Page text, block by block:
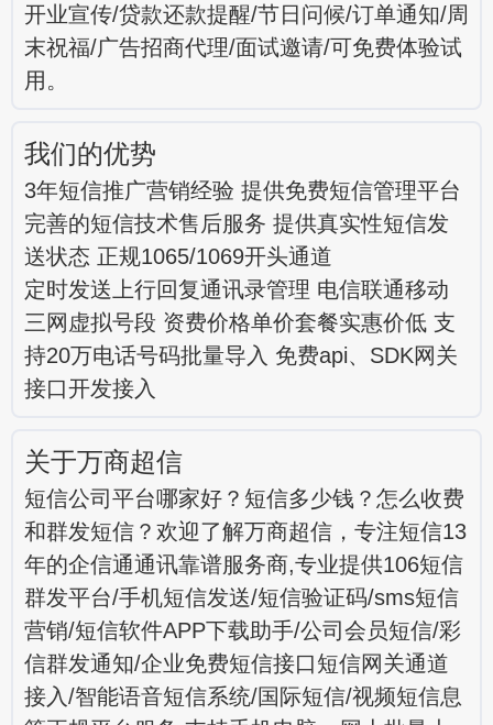
开业宣传/贷款还款提醒/节日问候/订单通知/周
末祝福/广告招商代理/面试邀请/可免费体验试
用。
我们的优势
3年短信推广营销经验 提供免费短信管理平台
完善的短信技术售后服务 提供真实性短信发
送状态 正规1065/1069开头通道
定时发送上行回复通讯录管理 电信联通移动
三网虚拟号段 资费价格单价套餐实惠价低 支
持20万电话号码批量导入 免费api、SDK网关
接口开发接入
关于万商超信
短信公司平台哪家好？短信多少钱？怎么收费
和群发短信？欢迎了解万商超信，专注短信13
年的企信通通讯靠谱服务商,专业提供106短信
群发平台/手机短信发送/短信验证码/sms短信
营销/短信软件APP下载助手/公司会员短信/彩
信群发通知/企业免费短信接口短信网关通道
接入/智能语音短信系统/国际短信/视频短信息